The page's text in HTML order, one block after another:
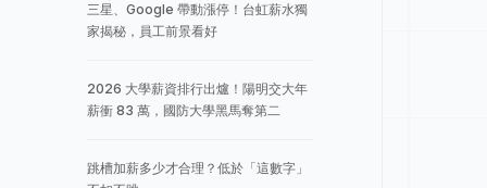
三星、Google 帶動漲停！台虹薪水獨
家揭秘，員工前景看好
2026 大學薪資排行出爐！陽明交大年
薪衝 83 萬，國防大學黑馬奪第二
跳槽加薪多少才合理？低於「這數字」